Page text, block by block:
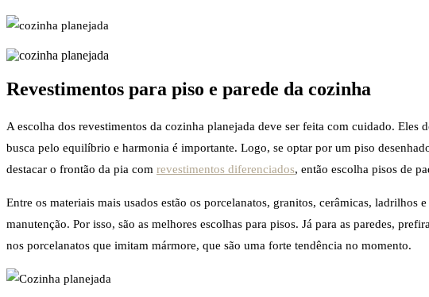
Revestimentos para piso e parede da cozinha
A escolha dos revestimentos da cozinha planejada deve ser feita com cuidado.
busca pelo equilíbrio e harmonia é importante. Logo, se optar por um piso
destacar o frontão da pia com revestimentos diferenciados, então escolha pisos de
Entre os materiais mais usados estão os porcelanatos, granitos, cerâmicas,
manutenção. Por isso, são as melhores escolhas para pisos. Já para as paredes,
nos porcelanatos que imitam mármore, que são uma forte tendência no momento.